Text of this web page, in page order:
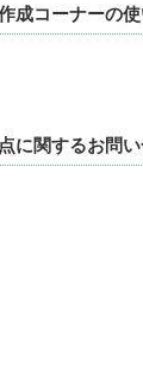
成コーナーの
に関するお問